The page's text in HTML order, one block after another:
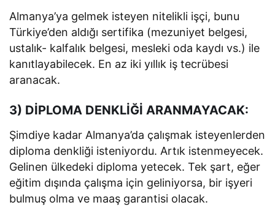
Almanya’ya gelmek isteyen nitelikli işçi, bunu
Türkiye’den aldığı sertifika (mezuniyet belgesi,
ustalık- kalfalık belgesi, mesleki oda kaydı vs.) ile
kanıtlayabilecek. En az iki yıllık iş tecrübesi
aranacak.
3) DİPLOMA DENKLİĞİ ARANMAYACAK:
Şimdiye kadar Almanya’da çalışmak isteyenlerden
diploma denkliği isteniyordu. Artık istenmeyecek.
Gelinen ülkedeki diploma yetecek. Tek şart, eğer
eğitim dışında çalışma için geliniyorsa, bir işyeri
bulmuş olma ve maaş garantisi olacak.